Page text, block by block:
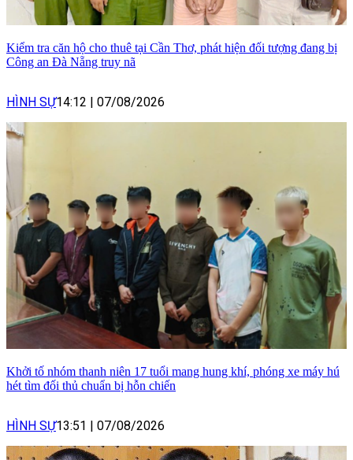
Kiểm tra căn hộ cho thuê tại Cần Thơ, phát hiện đối tượng đang bị
Công an Đà Nẵng truy nã
HÌNH SỰ14:12 | 07/08/2026
Khởi tố nhóm thanh niên 17 tuổi mang hung khí, phóng xe máy hú
hét tìm đối thủ chuẩn bị hỗn chiến
HÌNH SỰ13:51 | 07/08/2026